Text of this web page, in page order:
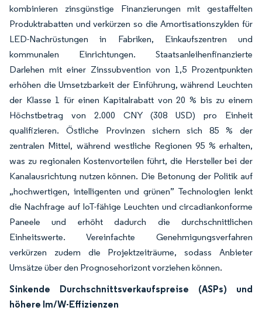
kombinieren zinsgünstige Finanzierungen mit gestaffelten
Produktrabatten und verkürzen so die Amortisationszyklen für
LED-Nachrüstungen in Fabriken, Einkaufszentren und
kommunalen Einrichtungen. Staatsanleihenfinanzierte
Darlehen mit einer Zinssubvention von 1,5 Prozentpunkten
erhöhen die Umsetzbarkeit der Einführung, während Leuchten
der Klasse 1 für einen Kapitalrabatt von 20 % bis zu einem
Höchstbetrag von 2.000 CNY (308 USD) pro Einheit
qualifizieren. Östliche Provinzen sichern sich 85 % der
zentralen Mittel, während westliche Regionen 95 % erhalten,
was zu regionalen Kostenvorteilen führt, die Hersteller bei der
Kanalausrichtung nutzen können. Die Betonung der Politik auf
„hochwertigen, intelligenten und grünen” Technologien lenkt
die Nachfrage auf IoT-fähige Leuchten und circadiankonforme
Paneele und erhöht dadurch die durchschnittlichen
Einheitswerte. Vereinfachte Genehmigungsverfahren
verkürzen zudem die Projektzeiträume, sodass Anbieter
Umsätze über den Prognosehorizont vorziehen können.
Sinkende Durchschnittsverkaufspreise (ASPs) und
höhere lm/W-Effizienzen